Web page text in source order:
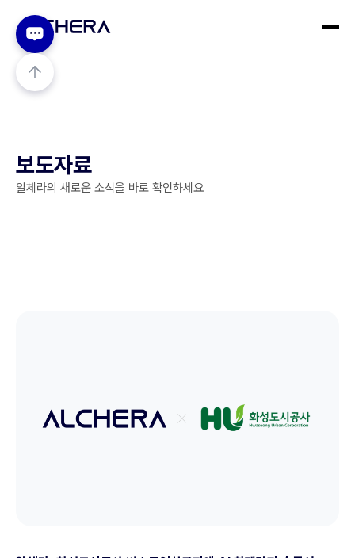
보도자료
알체라의 새로운 소식을 바로 확인하세요